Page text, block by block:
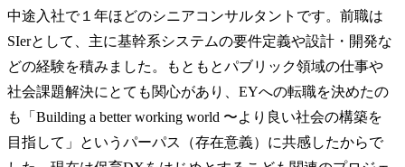
中途入社で１年ほどのシニアコンサルタントです。前職は
SIerとして、主に基幹系システムの要件定義や設計・開発な
どの経験を積みました。もともとパブリック領域の仕事や
社会課題解決にとても関心があり、EYへの転職を決めたの
も「Building a better working world 〜より良い社会の構築を
目指して」というパーパス（存在意義）に共感したからで